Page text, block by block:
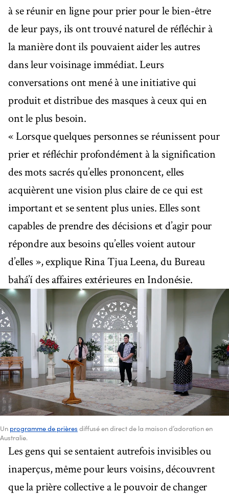
à se réunir en ligne pour prier pour le bien-être
de leur pays, ils ont trouvé naturel de réfléchir à
la manière dont ils pouvaient aider les autres
dans leur voisinage immédiat. Leurs
conversations ont mené à une initiative qui
produit et distribue des masques à ceux qui en
ont le plus besoin.
« Lorsque quelques personnes se réunissent pour
prier et réfléchir profondément à la signification
des mots sacrés qu’elles prononcent, elles
acquièrent une vision plus claire de ce qui est
important et se sentent plus unies. Elles sont
capables de prendre des décisions et d’agir pour
répondre aux besoins qu’elles voient autour
d’elles », explique Rina Tjua Leena, du Bureau
bahá’í des affaires extérieures en Indonésie.
Un programme de prières diffusé en direct de la maison d’adoration en
Australie.
Les gens qui se sentaient autrefois invisibles ou
inaperçus, même pour leurs voisins, découvrent
que la prière collective a le pouvoir de changer